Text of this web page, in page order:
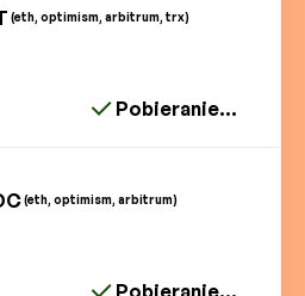
(eth, optimism, arbitrum, trx)
Pobieranie...
(eth, optimism, arbitrum)
Pobieranie...